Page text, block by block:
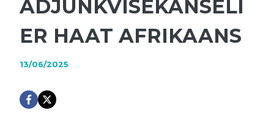
ADJUNKVISEKANSELI
ER HAAT AFRIKAANS
13/06/2025